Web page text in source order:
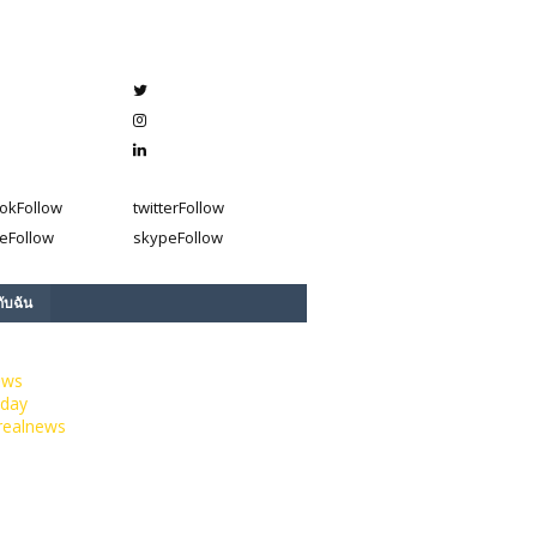
Follow twitterFollow
Follow skypeFollow
บฉัน